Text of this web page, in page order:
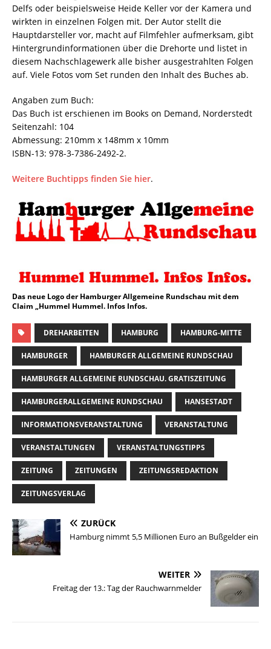
Delfs oder beispielsweise Heide Keller vor der Kamera und
wirkten in einzelnen Folgen mit. Der Autor stellt die
Hauptdarsteller vor, macht auf Filmfehler aufmerksam, gibt
Hintergrundinformationen über die Drehorte und listet in
diesem Nachschlagewerk alle bisher ausgestrahlten Folgen
auf. Viele Fotos vom Set runden den Inhalt des Buches ab.
Angaben zum Buch:
Das Buch ist erschienen im Books on Demand, Norderstedt
Seitenzahl: 104
Abmessung: 210mm x 148mm x 10mm
ISBN-13: 978-3-7386-2492-2.
Weitere Buchtipps finden Sie hier.
Das neue Logo der Hamburger Allgemeine Rundschau mit dem
Claim „Hummel Hummel. Infos Infos.
DREHARBEITEN HAMBURG HAMBURG-MITTE
HAMBURGER HAMBURGER ALLGEMEINE RUNDSCHAU
HAMBURGER ALLGEMEINE RUNDSCHAU. GRATISZEITUNG
HAMBURGERALLGEMEINE RUNDSCHAU HANSESTADT
INFORMATIONSVERANSTALTUNG VERANSTALTUNG
VERANSTALTUNGEN VERANSTALTUNGSTIPPS
ZEITUNG ZEITUNGEN ZEITUNGSREDAKTION
ZEITUNGSVERLAG
ZURÜCK
Hamburg nimmt 5,5 Millionen Euro an Bußgelder ein
WEITER
Freitag der 13.: Tag der Rauchwarnmelder